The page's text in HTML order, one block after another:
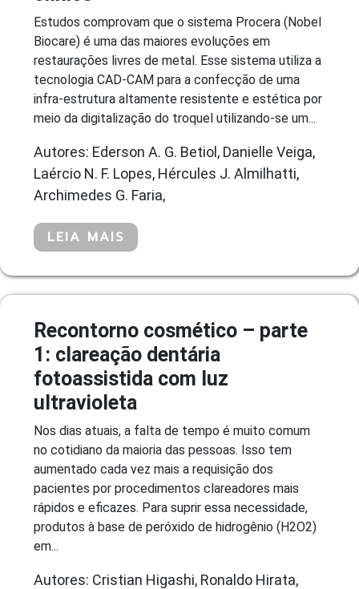
Estudos comprovam que o sistema Procera (Nobel
Biocare) é uma das maiores evoluções em
restaurações livres de metal. Esse sistema utiliza a
tecnologia CAD-CAM para a confecção de uma
infra-estrutura altamente resistente e estética por
meio da digitalização do troquel utilizando-se um...
Autores: Ederson A. G. Betiol, Danielle Veiga,
Laércio N. F. Lopes, Hércules J. Almilhatti,
Archimedes G. Faria,
LEIA MAIS
Recontorno cosmético – parte
1: clareação dentária
fotoassistida com luz
ultravioleta
Nos dias atuais, a falta de tempo é muito comum
no cotidiano da maioria das pessoas. Isso tem
aumentado cada vez mais a requisição dos
pacientes por procedimentos clareadores mais
rápidos e eficazes. Para suprir essa necessidade,
produtos à base de peróxido de hidrogênio (H2O2)
em...
Autores: Cristian Higashi, Ronaldo Hirata,